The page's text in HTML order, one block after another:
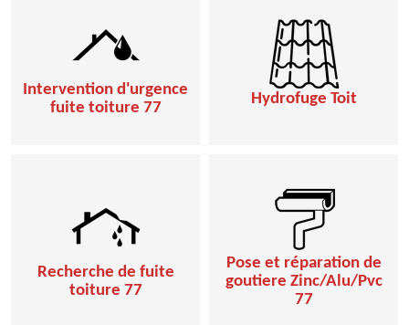
Intervention d'urgence
fuite toiture 77
Hydrofuge Toit
Recherche de fuite
toiture 77
Pose et réparation de
goutiere Zinc/Alu/Pvc
77